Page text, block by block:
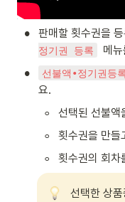
• 판매할 횟수권을
정기권 등록
메
• 선불액∙정기권등
요.
◦ 선택된 선불액
◦ 횟수권을 만들
◦ 횟수권의 회차
선택한 상